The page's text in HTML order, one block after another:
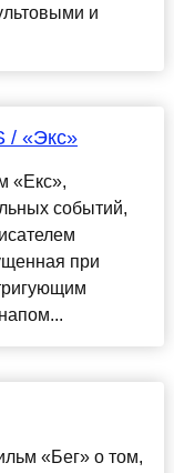
и
/ «Экс»
«Екс»,
событий,
при
«Бег» о том,